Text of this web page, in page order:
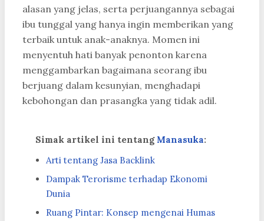
alasan yang jelas, serta perjuangannya sebagai
ibu tunggal yang hanya ingin memberikan yang
terbaik untuk anak-anaknya. Momen ini
menyentuh hati banyak penonton karena
menggambarkan bagaimana seorang ibu
berjuang dalam kesunyian, menghadapi
kebohongan dan prasangka yang tidak adil.
Simak artikel ini tentang Manasuka:
Arti tentang Jasa Backlink
Dampak Terorisme terhadap Ekonomi
Dunia
Ruang Pintar: Konsep mengenai Humas